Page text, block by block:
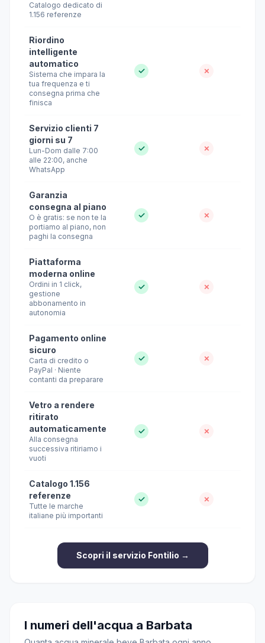
Catalogo dedicato di
1.156 referenze
Riordino
intelligente
automatico
Sistema che impara la
tua frequenza e ti
consegna prima che
finisca
✓ ✗
Servizio clienti 7
giorni su 7
Lun-Dom dalle 7:00
alle 22:00, anche
WhatsApp
✓ ✗
Garanzia
consegna al piano
O è gratis: se non te la
portiamo al piano, non
paghi la consegna
✓ ✗
Piattaforma
moderna online
Ordini in 1 click,
gestione
abbonamento in
autonomia
✓ ✗
Pagamento online
sicuro
Carta di credito o
PayPal · Niente
contanti da preparare
✓ ✗
Vetro a rendere
ritirato
automaticamente
Alla consegna
successiva ritiriamo i
vuoti
✓ ✗
Catalogo 1.156
referenze
Tutte le marche
italiane più importanti
✓ ✗
Scopri il servizio Fontilio →
I numeri dell'acqua a Barbata